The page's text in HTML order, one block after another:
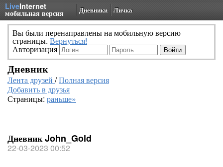
LiveInternet
мобильная версия Дневники Личка
Вы были перенаправлены на мобильную версию
страницы. Вернуться!
Авторизация
Дневник
Лента друзей /Полная версия
Добавить в друзья
Страницы: раньше»
Дневник John_Gold
22-03-2023 00:52